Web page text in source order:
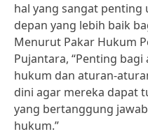
hal yang sangat
depan yang lebih baik
Menurut Pakar Hukum
Pujantara, “Penting
hukum dan aturan-
dini agar mereka dapat
yang bertanggung
hukum.”